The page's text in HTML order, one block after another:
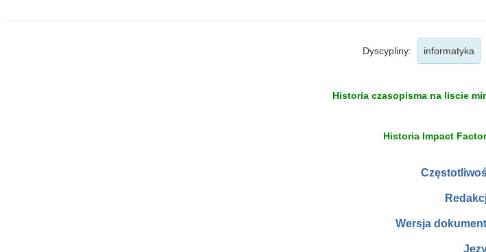
Dyscypliny: informatyka
Historia czasopisma na liscie
Historia Impact Factor
Wersja